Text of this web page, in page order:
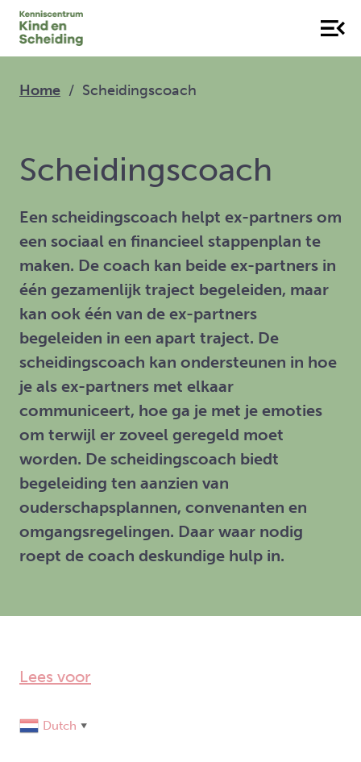
Home Scheidingscoach
Scheidingscoach
Een scheidingscoach helpt ex-partners om
een sociaal en financieel stappenplan te
maken. De coach kan beide ex-partners in
één gezamenlijk traject begeleiden, maar
kan ook één van de ex-partners
begeleiden in een apart traject. De
scheidingscoach kan ondersteunen in hoe
je als ex-partners met elkaar
communiceert, hoe ga je met je emoties
om terwijl er zoveel geregeld moet
worden. De scheidingscoach biedt
begeleiding ten aanzien van
ouderschapsplannen, convenanten en
omgangsregelingen. Daar waar nodig
roept de coach deskundige hulp in.
Lees voor
Dutch ▼